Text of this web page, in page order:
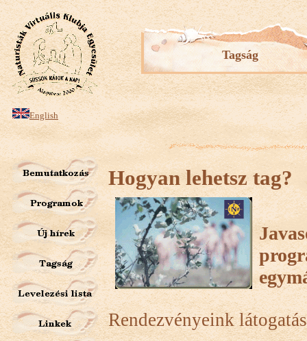
Tagság
English
Hogyan lehetsz tag?
Rendezvényeink